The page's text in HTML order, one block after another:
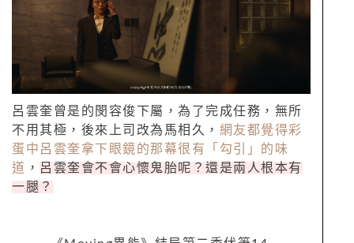
呂雲奎曾是的閔容俊下屬，為了完成任務，無所
不用其極，後來上司改為馬相久， 網友都覺得彩
蛋中呂雲奎拿下眼鏡的那幕很有「勾引」的味
道 ， 呂雲奎會不會心懷鬼胎呢？還是兩人根本有
一腿？